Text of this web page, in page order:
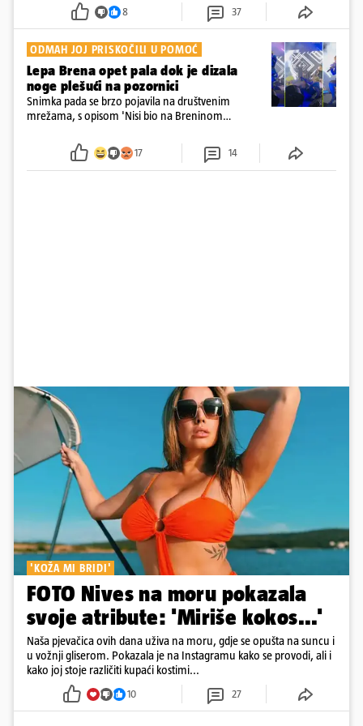
8 37
ODMAH JOJ PRISKOČILI U POMOĆ
Lepa Brena opet pala dok je dizala
noge plešući na pozornici
Snimka pada se brzo pojavila na društvenim
mrežama, s opisom 'Nisi bio na Breninom
Srećom, pjevačica se nije ozlijedila nego je s
osmijehom nastavila pjevati
17 14
'KOŽA MI BRIDI'
FOTO Nives na moru pokazala
svoje atribute: 'Miriše kokos...'
Naša pjevačica ovih dana uživa na moru, gdje se opušta na suncu i
u vožnji gliserom. Pokazala je na Instagramu kako se provodi, ali i
kako joj stoje različiti kupaći kostimi...
10 27